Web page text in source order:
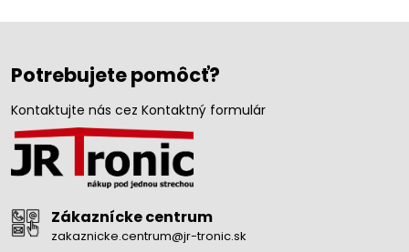
Potrebujete pomôcť?
Kontaktujte nás cez Kontaktný formulár
Zákaznícke centrum
zakaznicke.centrum@jr-tronic.sk